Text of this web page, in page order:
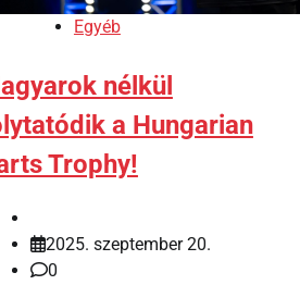
Egyéb
nélkül
a Hungarian
Trophy!
2025. szeptember 20.
0